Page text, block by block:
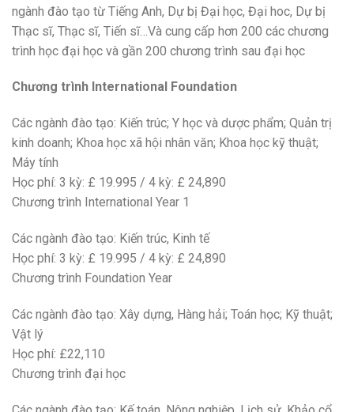
ngành đào tạo từ Tiếng Anh, Dự bị Đại học, Đại hoc, Dự bị
Thạc sĩ, Thạc sĩ, Tiến sĩ…Và cung cấp hơn 200 các chương
trình học đại học và gần 200 chương trình sau đại học
Chương trình International Foundation
Các ngành đào tạo: Kiến trúc; Y học và dược phẩm; Quản trị
kinh doanh; Khoa học xã hội nhân văn; Khoa học kỹ thuật;
Máy tính
Học phí: 3 kỳ: £ 19.995 / 4 kỳ: £ 24,890
Chương trình International Year 1
Các ngành đào tạo: Kiến trúc, Kinh tế
Học phí: 3 kỳ: £ 19.995 / 4 kỳ: £ 24,890
Chương trình Foundation Year
Các ngành đào tạo: Xây dựng, Hàng hải; Toán học; Kỹ thuật;
Vật lý
Học phí: £22,110
Chương trình đại học